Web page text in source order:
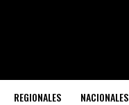
REGIONALES NACIONALES